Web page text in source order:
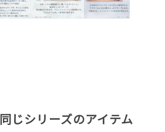
同じシリーズのアイテム